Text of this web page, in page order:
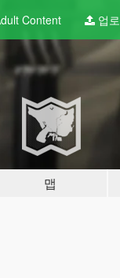
Content 업
맵